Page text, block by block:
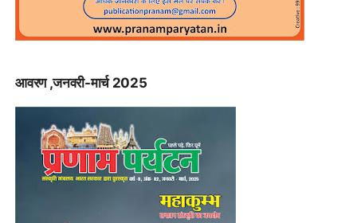
आवरण ,जनवरी-मार्च 2025